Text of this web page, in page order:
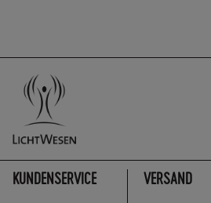
KUNDENSERVICE VERSAND